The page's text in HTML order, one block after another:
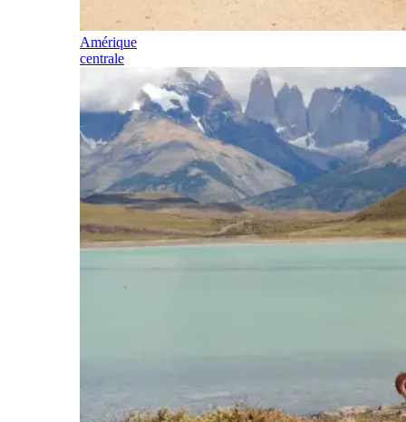
Amérique
centrale